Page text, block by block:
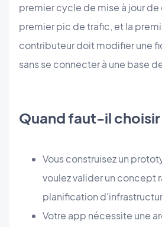
premier cycle de mise à jour de
premier pic de trafic, et la
contributeur doit modifier une
sans se connecter à une base
Quand faut-il choisir
Vous construisez un
voulez valider un concept
planification
Votre app nécessite une